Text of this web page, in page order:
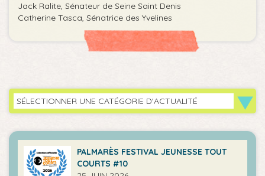
Jack Ralite, Sénateur de Seine Saint Denis
Catherine Tasca, Sénatrice des Yvelines
SÉLECTIONNER UNE CATÉGORIE D'ACTUALITÉ
PALMARÈS FESTIVAL JEUNESSE TOUT
COURTS #10